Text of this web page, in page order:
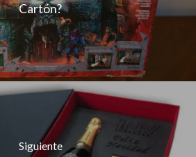
Cartón?
Siguiente